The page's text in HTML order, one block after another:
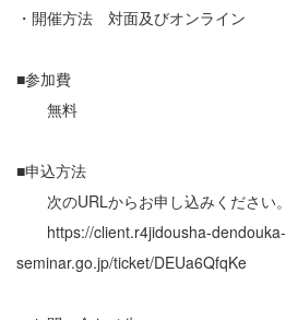
・開催方法 対面及びオンライン
■参加費
無料
■申込方法
次のURLからお申し込みください。
https://client.r4jidousha-dendouka-
seminar.go.jp/ticket/DEUa6QfqKe